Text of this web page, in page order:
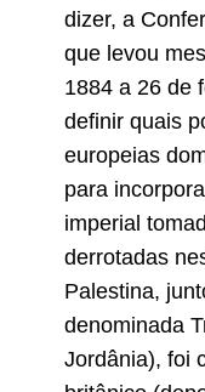
dizer, a
que levou
1884 a 26 de
definir quais
europeias
para
imperial
derrotadas
Palestina,
denominada
Jordânia), foi